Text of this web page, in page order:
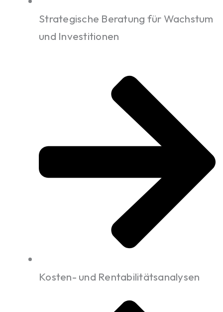
Strategische Beratung für Wachstum
und Investitionen
Kosten- und Rentabilitätsanalysen